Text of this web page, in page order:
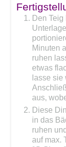
Den
Minuten
ruhen
etwas
lasse
aus,
Diese
in das
ruhen
auf max.